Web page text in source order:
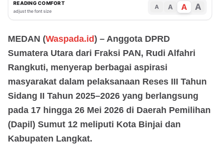
READING COMFORT
adjust the font size
A A A A
MEDAN (Waspada.id) – Anggota DPRD
Sumatera Utara dari Fraksi PAN, Rudi Alfahri
Rangkuti, menyerap berbagai aspirasi
masyarakat dalam pelaksanaan Reses III Tahun
Sidang II Tahun 2025–2026 yang berlangsung
pada 17 hingga 26 Mei 2026 di Daerah Pemilihan
(Dapil) Sumut 12 meliputi Kota Binjai dan
Kabupaten Langkat.